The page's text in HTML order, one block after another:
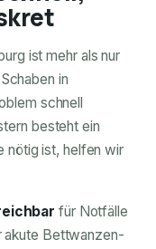
ist mehr als nur
in
schnell
besteht ein
nötig ist, helfen wir
für Notfälle
akute Bettwanzen-